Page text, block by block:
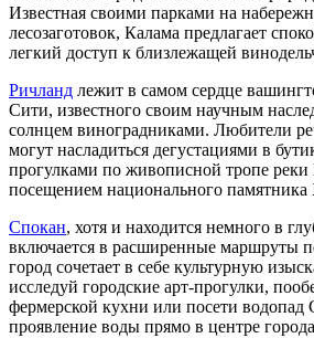
Известная своими парками на
лесозаготовок, Калама предлагает
легкий доступ к близлежащей
Ричланд лежит в самом сердце
Сити, известного своим научным
солнцем виноградниками. Любители
могут насладиться дегустациями в
прогулками по живописной тропе
посещением национального
Спокан, хотя и находится немного в
включается в расширенные маршруты
город сочетает в себе культурную
исследуй городские арт-прогулки,
фермерской кухни или посети
проявление воды прямо в центре